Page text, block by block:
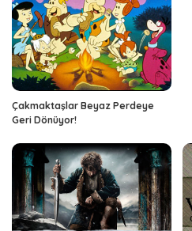
Çakmaktaşlar Beyaz Perdeye
Geri Dönüyor!